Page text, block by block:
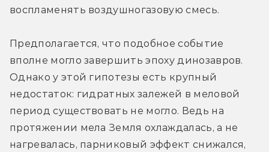
воспламенять воздушногазовую смесь.
Предполагается, что подобное событие
вполне могло завершить эпоху динозавров.
Однако у этой гипотезы есть крупный
недостаток: гидратных залежей в меловой
период существовать не могло. Ведь на
протяжении мела Земля охлаждалась, а не
нагревалась, парниковый эффект снижался,